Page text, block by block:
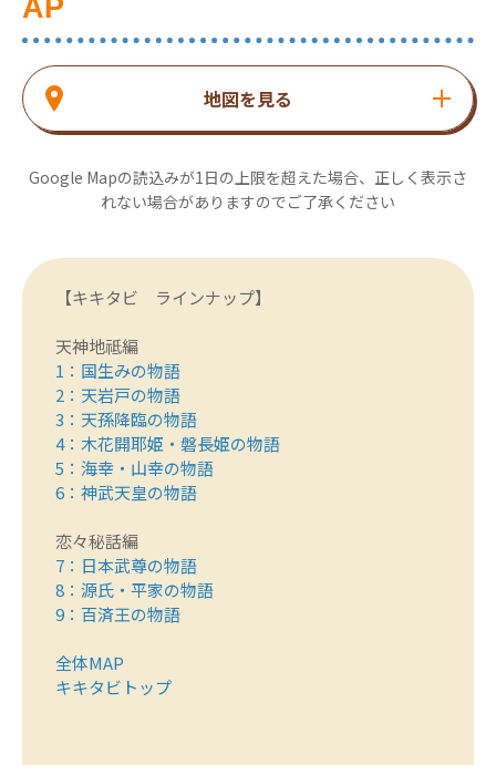
AP
地図を見る
Google Mapの読込みが1日の上限を超えた場合、正しく表示さ
れない場合がありますのでご了承ください
【キキタビ ラインナップ】
天神地祗編
1： 国生みの物語
2： 天岩戸の物語
3： 天孫降臨の物語
4： 木花開耶姫・磐長姫の物語
5： 海幸・山幸の物語
6： 神武天皇の物語
恋々秘話編
7： 日本武尊の物語
8： 源氏・平家の物語
9： 百済王の物語
全体MAP
キキタビトップ